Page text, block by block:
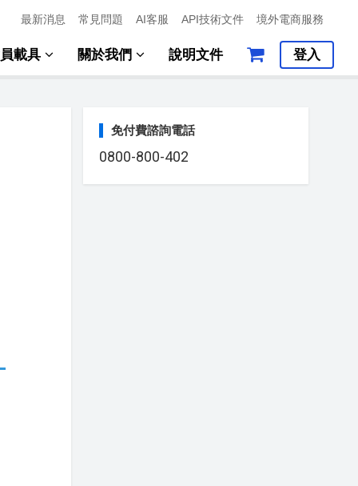
最新消息 常見問題 AI客服 API技術文件 境外電商服務
載具 關於我們 說明文件 登入
免付費諮詢電話
0800-800-402